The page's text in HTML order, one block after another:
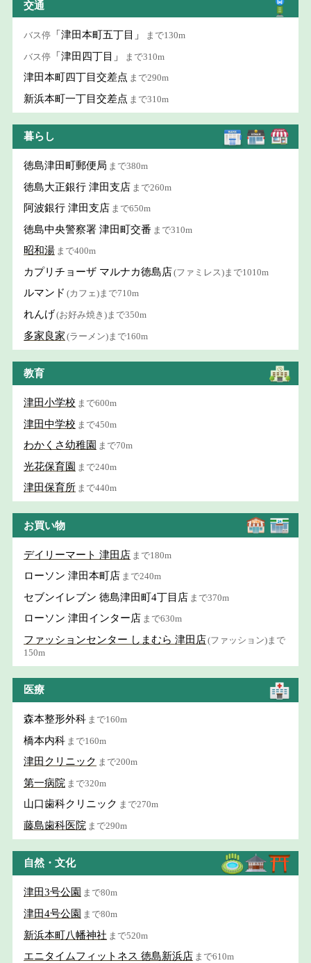
交通
バス停 「津田本町五丁目」 まで130m
バス停 「津田四丁目」 まで310m
津田本町四丁目交差点 まで290m
新浜本町一丁目交差点 まで310m
暮らし
徳島津田町郵便局 まで380m
徳島大正銀行 津田支店 まで260m
阿波銀行 津田支店 まで650m
徳島中央警察署 津田町交番 まで310m
昭和湯 まで400m
カプリチョーザ マルナカ徳島店(ファミレス)まで1010m
ルマンド (カフェ)まで710m
れんげ(お好み焼き)まで350m
多家良家 (ラーメン)まで160m
教育
津田小学校 まで600m
津田中学校 まで450m
わかくさ幼稚園 まで70m
光花保育園 まで240m
津田保育所 まで440m
お買い物
デイリーマート 津田店 まで180m
ローソン 津田本町店 まで240m
セブンイレブン 徳島津田町4丁目店 まで370m
ローソン 津田インター店 まで630m
ファッションセンター しまむら 津田店(ファッション)まで
150m
医療
森本整形外科 まで160m
橋本内科 まで160m
津田クリニック まで200m
第一病院 まで320m
山口歯科クリニック まで270m
藤島歯科医院 まで290m
自然・文化
津田3号公園 まで80m
津田4号公園 まで80m
新浜本町八幡神社 まで520m
エニタイムフィットネス 徳島新浜店 まで610m